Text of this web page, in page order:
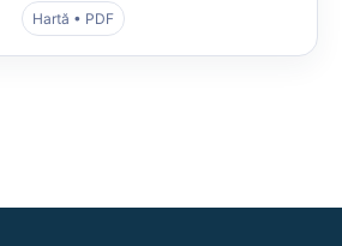
Hartă • PDF